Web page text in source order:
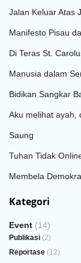
Jalan Keluar Atas
Manifesto Pisau
Di Teras St.
Manusia dalam
Bidikan Sangkar
Aku melihat ayah,
Saung
Tuhan Tidak
Membela
Kategori
Event (14)
Publikasi (2)
Reportase (12)